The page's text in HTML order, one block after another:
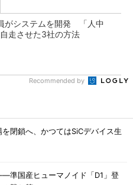
がシステムを開発 「人中
走させた3社の方法
Recommended by
閉鎖へ、かつてはSiCデバイス生
準国産ヒューマノイド「D1」登